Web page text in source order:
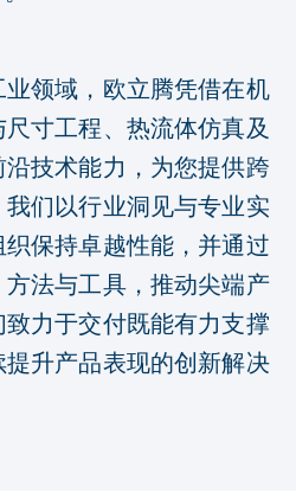
领域，欧立腾凭借在机
寸工程、热流体仿真及
技术能力，为您提供跨
们以行业洞见与专业实
保持卓越性能，并通过
法与工具，推动尖端产
力于交付既能有力支撑
升产品表现的创新解决